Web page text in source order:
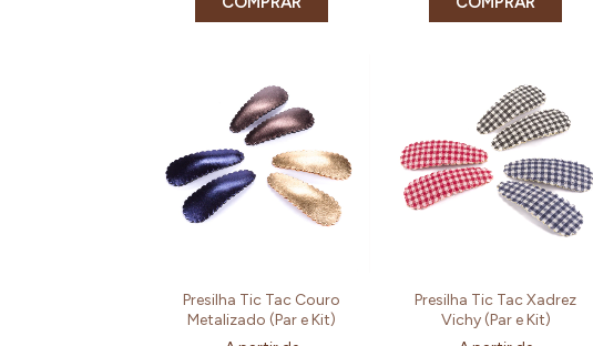
Presilha Tic Tac Couro
Metalizado (Par e Kit)
Presilha Tic Tac Xadrez
Vichy (Par e Kit)